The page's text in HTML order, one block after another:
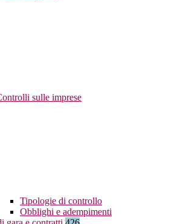
sulle imprese
Tipologie di controllo
Obblighi e adempimenti